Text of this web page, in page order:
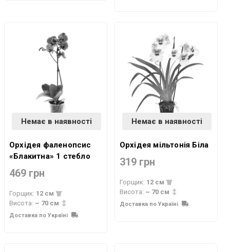
Немає в наявності
Орхідея фаленопсис
«Блакитна» 1 стебло
469 грн
Горщик: 12 см
Висота: ~ 70 см
Доставка по Україні
Немає в наявності
Орхідея мільтонія Біла
319 грн
Горщик: 12 см
Висота: ~ 70 см
Доставка по Україні